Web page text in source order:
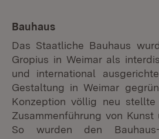
Bauhaus
Das Staatliche Bauhaus
Gropius in Weimar als
und international
Gestaltung in Weimar
Konzeption völlig neu
Zusammenführung von Kunst
So wurden den